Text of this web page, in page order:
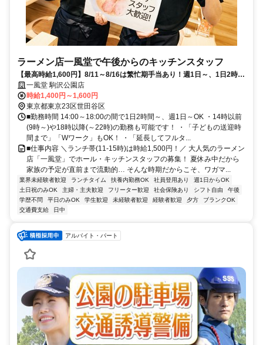
ラーメン店一風堂で午後からのキッチンスタッフ
【最高時給1,600円】8/11～8/16は繁忙期手当あり！週1日～、1日2時間
～短時間で家計プラス
一風堂 駒沢公園店
時給1,400円～1,600円
東京都東京23区世田谷区
■勤務時間 14:00～18:00の間で1日2時間～、週1日～OK ・14時以前
(9時～)や18時以降(～22時)の勤務も可能です！ ・「子どもの送迎時
間まで」「Wワーク」もOK！ ・「延長してフルタ...
■仕事内容 ＼ランチ帯(11-15時)は時給1,500円！／ 大人気のラーメン
店「一風堂」でホール・キッチンスタッフの募集！ 夏休み中だから
家族の予定が直前まで流動的… そんな時期だからこそ、ワガマ...
業界未経験者歓迎 ランチタイム 扶養内勤務OK 社員登用あり
週1日からOK
土日祝のみOK
主婦・主夫歓迎 フリーター歓迎 社会保険あり シフト自由
午後
学歴不問
平日のみOK 学生歓迎 未経験者歓迎 経験者歓迎 夕方
ブランクOK
交通費支給
日中
アルバイト・パート